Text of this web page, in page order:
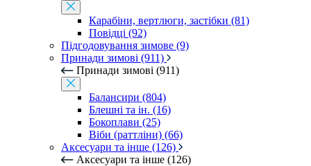
Карабіни, вертлюги, застібки (81)
Повідці (92)
Підгодовування зимове (9)
Принади зимові (911)
Принади зимові (911)
Балансири (804)
Блешні та ін. (16)
Бокоплави (25)
Віби (раттліни) (66)
Аксесуари та інше (126)
Аксесуари та інше (126)